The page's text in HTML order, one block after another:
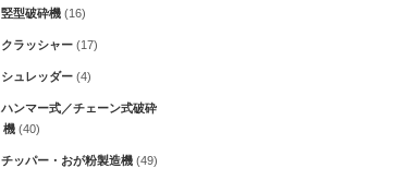
竪型破砕機(16)
クラッシャー(17)
シュレッダー(4)
ハンマー式／チェーン式破砕
機(40)
チッパー・おが粉製造機(49)